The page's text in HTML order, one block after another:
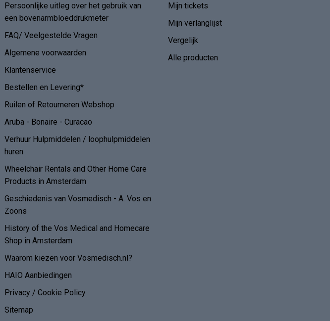
Persoonlijke uitleg over het gebruik van
een bovenarmbloeddrukmeter
FAQ/ Veelgestelde Vragen
Algemene voorwaarden
Klantenservice
Bestellen en Levering*
Ruilen of Retourneren Webshop
Aruba - Bonaire - Curacao
Verhuur Hulpmiddelen / loophulpmiddelen
huren
Wheelchair Rentals and Other Home Care
Products in Amsterdam
Geschiedenis van Vosmedisch - A. Vos en
Zoons
History of the Vos Medical and Homecare
Shop in Amsterdam
Waarom kiezen voor Vosmedisch.nl?
HAIO Aanbiedingen
Privacy / Cookie Policy
Sitemap
Mijn tickets
Mijn verlanglijst
Vergelijk
Alle producten